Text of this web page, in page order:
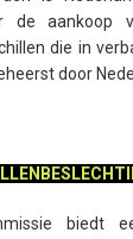
de aankoop
die in
door
biedt